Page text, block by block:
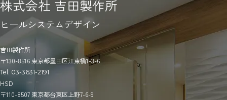
株式会社 吉田製作所
ヒールシステムデザイン
吉田製作所
〒130-8516 東京都墨田区江東橋1-3-6
Tel. 03-3631-2191
HSD
〒110-8507 東京都台東区上野7-6-9